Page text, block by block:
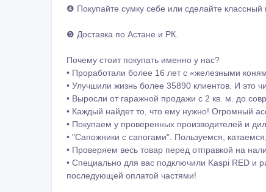
❹ Покупайте сумку себе или сделайте классный
❺ Доставка по Астане и РК.
Почему стоит покупать именно у нас?
• Проработали более 16 лет с «железными
• Улучшили жизнь более 35890 клиентов. И это
• Выросли от гаражной продажи с 2 кв. м. до
• Каждый найдет то, что ему нужно! Огромный
• Покупаем у проверенных производителей и
• "Сапожники с сапогами". Пользуемся,
• Проверяем весь товар перед отправкой на
• Специально для вас подключили Kaspi RED и
последующей оплатой частями!